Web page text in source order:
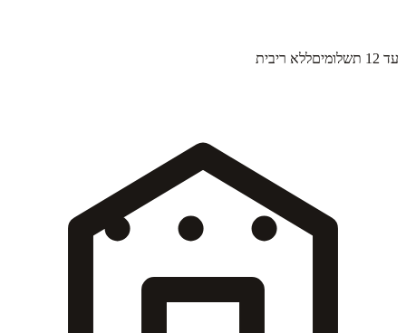
עד 12 תשלומים ללא ריבית